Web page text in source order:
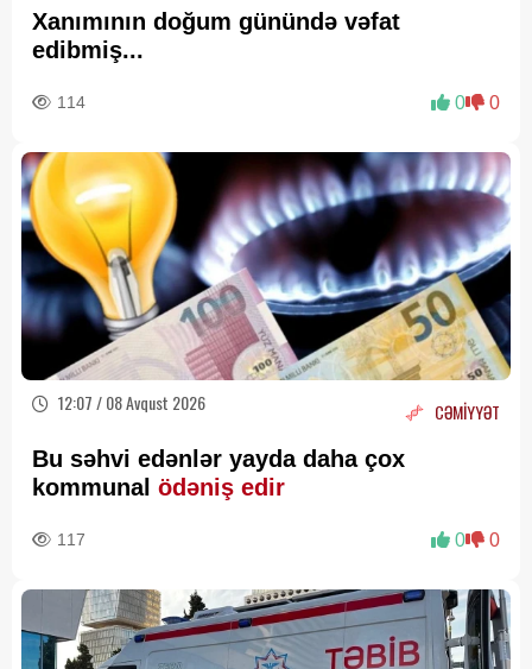
Xanımının doğum günündə vəfat
edibmiş...
114 0 0
12:07 / 08 Avqust 2026 CƏMİYYƏT
Bu səhvi edənlər yayda daha çox
kommunal ödəniş edir
117 0 0